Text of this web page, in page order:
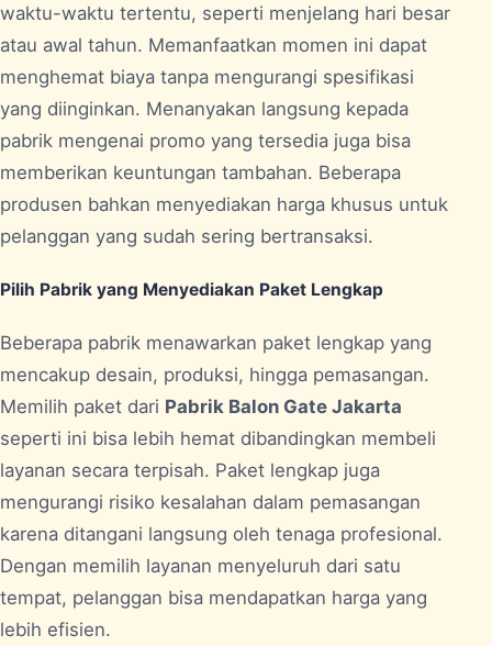
waktu-waktu tertentu, seperti menjelang hari besar
atau awal tahun. Memanfaatkan momen ini dapat
menghemat biaya tanpa mengurangi spesifikasi
yang diinginkan. Menanyakan langsung kepada
pabrik mengenai promo yang tersedia juga bisa
memberikan keuntungan tambahan. Beberapa
produsen bahkan menyediakan harga khusus untuk
pelanggan yang sudah sering bertransaksi.
Pilih Pabrik yang Menyediakan Paket Lengkap
Beberapa pabrik menawarkan paket lengkap yang
mencakup desain, produksi, hingga pemasangan.
Memilih paket dari Pabrik Balon Gate Jakarta
seperti ini bisa lebih hemat dibandingkan membeli
layanan secara terpisah. Paket lengkap juga
mengurangi risiko kesalahan dalam pemasangan
karena ditangani langsung oleh tenaga profesional.
Dengan memilih layanan menyeluruh dari satu
tempat, pelanggan bisa mendapatkan harga yang
lebih efisien.